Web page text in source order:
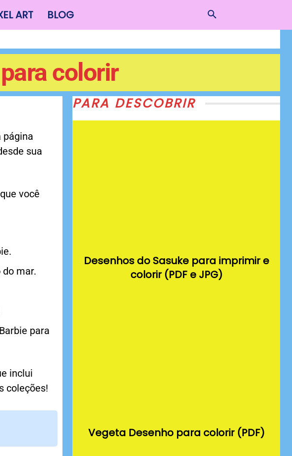
ART BLOG
colorir
página
sua
você
mar.
para
inclui
coleções!
PARA DESCOBRIR
Desenhos do Sasuke para imprimir e
colorir (PDF e JPG)
Vegeta Desenho para colorir (PDF)